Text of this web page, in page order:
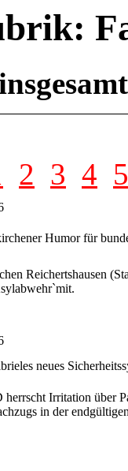
2 3 4 5
Humor für
Reichertshausen
neues
herrscht Irritation über
in der